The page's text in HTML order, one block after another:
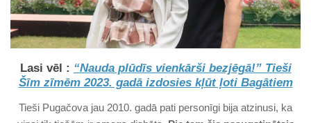
Lasi vēl : “Nauda plūdīs vienkārši bezjēgā!” Tieši
Šīm zīmēm 2023. gadā izdosies kļūt ļoti Bagātiem
Tieši Pugačova jau 2010. gadā pati personīgi bija atzinusi, ka